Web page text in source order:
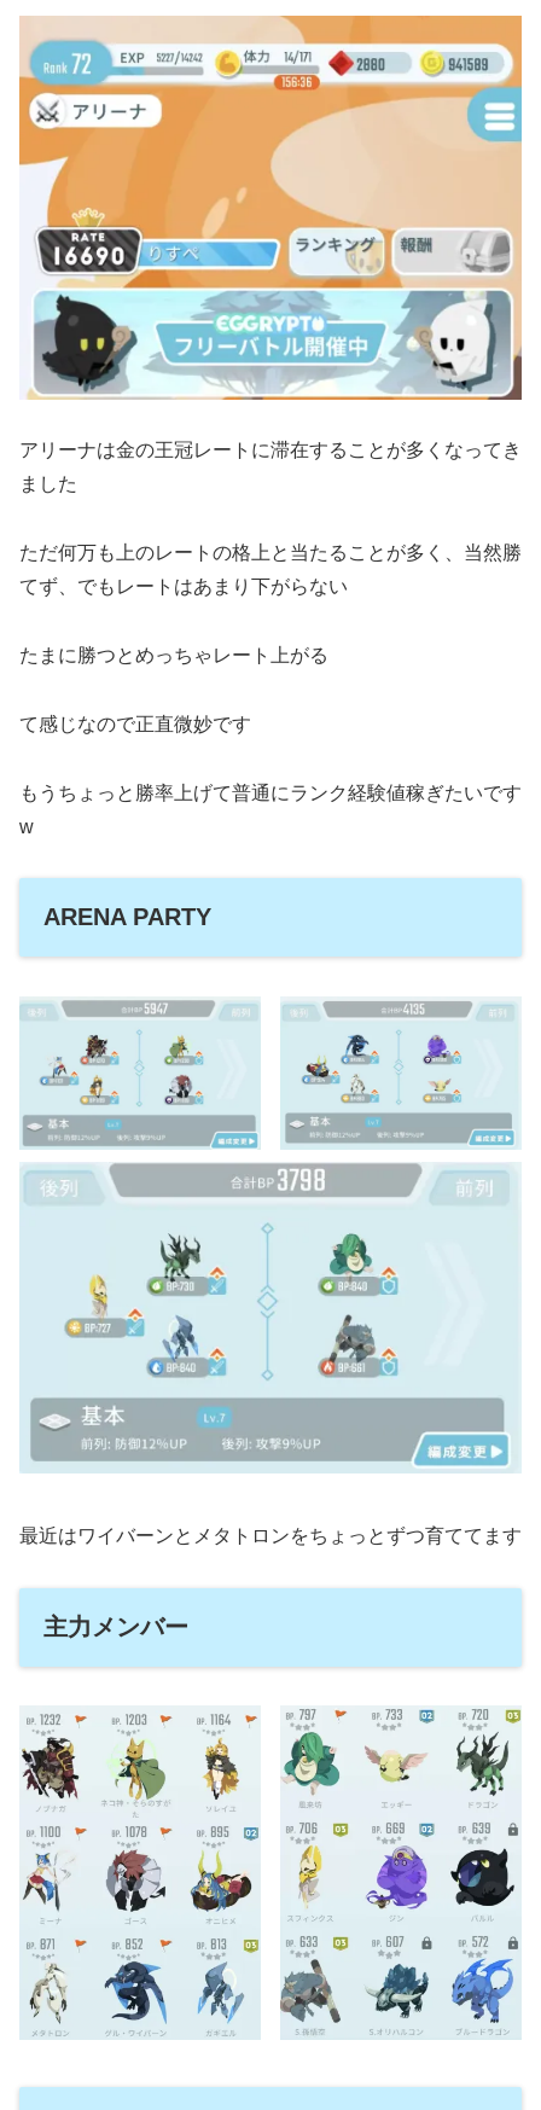
アリーナは金の王冠レートに滞在することが多くなってき
ました
ただ何万も上のレートの格上と当たることが多く、当然勝
てず、でもレートはあまり下がらない
たまに勝つとめっちゃレート上がる
て感じなので正直微妙です
もうちょっと勝率上げて普通にランク経験値稼ぎたいです
w
ARENA PARTY
最近はワイバーンとメタトロンをちょっとずつ育ててます
主力メンバー